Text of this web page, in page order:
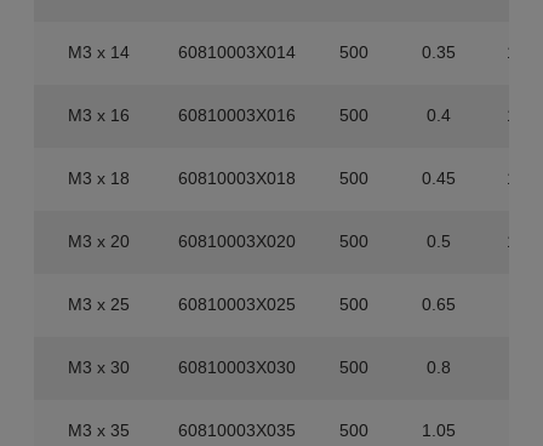
M3 x 14 60810003X014 500 0.35
M3 x 16 60810003X016 500 0.4
M3 x 18 60810003X018 500 0.45
M3 x 20 60810003X020 500 0.5
M3 x 25 60810003X025 500 0.65
M3 x 30 60810003X030 500 0.8
M3 x 35 60810003X035 500 1.05